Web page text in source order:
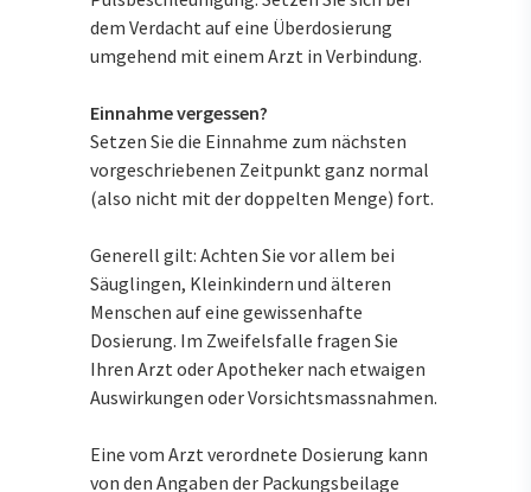
dem Verdacht auf eine Überdosierung
umgehend mit einem Arzt in Verbindung.
Einnahme vergessen?
Setzen Sie die Einnahme zum nächsten
vorgeschriebenen Zeitpunkt ganz normal
(also nicht mit der doppelten Menge) fort.
Generell gilt: Achten Sie vor allem bei
Säuglingen, Kleinkindern und älteren
Menschen auf eine gewissenhafte
Dosierung. Im Zweifelsfalle fragen Sie
Ihren Arzt oder Apotheker nach etwaigen
Auswirkungen oder Vorsichtsmassnahmen.
Eine vom Arzt verordnete Dosierung kann
von den Angaben der Packungsbeilage